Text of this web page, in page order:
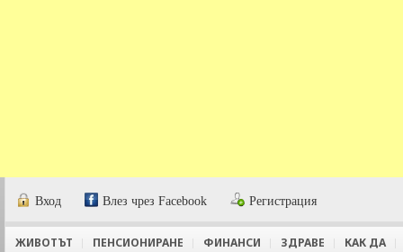
Вход Влез чрез Facebook Регистрация
ЖИВОТЪТ ПЕНСИОНИРАНЕ ФИНАНСИ ЗДРАВЕ КАК ДА